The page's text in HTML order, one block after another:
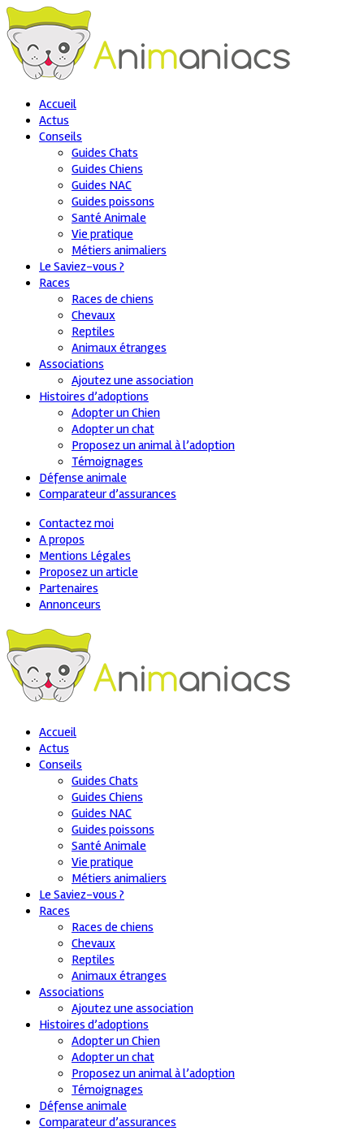
Accueil
Actus
Conseils
Guides Chats
Guides Chiens
Guides NAC
Guides poissons
Santé Animale
Vie pratique
Métiers animaliers
Le Saviez-vous ?
Races
Races de chiens
Chevaux
Reptiles
Animaux étranges
Associations
Ajoutez une association
Histoires d’adoptions
Adopter un Chien
Adopter un chat
Proposez un animal à l’adoption
Témoignages
Défense animale
Comparateur d’assurances
Contactez moi
A propos
Mentions Légales
Proposez un article
Partenaires
Annonceurs
Accueil
Actus
Conseils
Guides Chats
Guides Chiens
Guides NAC
Guides poissons
Santé Animale
Vie pratique
Métiers animaliers
Le Saviez-vous ?
Races
Races de chiens
Chevaux
Reptiles
Animaux étranges
Associations
Ajoutez une association
Histoires d’adoptions
Adopter un Chien
Adopter un chat
Proposez un animal à l’adoption
Témoignages
Défense animale
Comparateur d’assurances